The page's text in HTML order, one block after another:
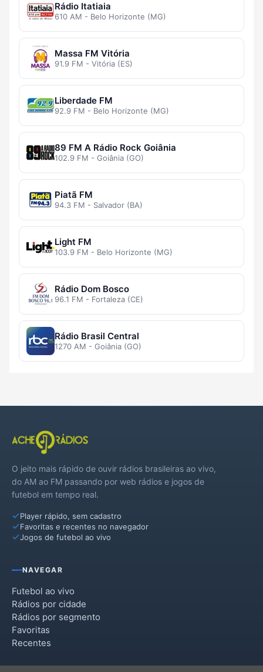
Rádio Itatiaia
610 AM - Belo Horizonte (MG)
Massa FM Vitória
91.9 FM - Vitória (ES)
Liberdade FM
92.9 FM - Belo Horizonte (MG)
89 FM A Rádio Rock Goiânia
102.9 FM - Goiânia (GO)
Piatã FM
94.3 FM - Salvador (BA)
Light FM
103.9 FM - Belo Horizonte (MG)
Rádio Dom Bosco
96.1 FM - Fortaleza (CE)
Rádio Brasil Central
1270 AM - Goiânia (GO)
O jeito mais rápido de ouvir rádios brasileiras ao vivo,
do AM ao FM passando por web rádios e jogos de
futebol em tempo real.
Player rápido, sem cadastro
Favoritas e recentes no navegador
Jogos de futebol ao vivo
NAVEGAR
Futebol ao vivo
Rádios por cidade
Rádios por segmento
Favoritas
Recentes